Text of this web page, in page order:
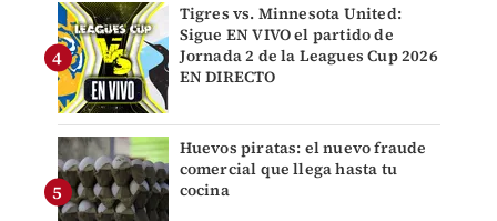
Tigres vs. Minnesota United:
Sigue EN VIVO el partido de
Jornada 2 de la Leagues Cup 2026
EN DIRECTO
Huevos piratas: el nuevo fraude
comercial que llega hasta tu
cocina